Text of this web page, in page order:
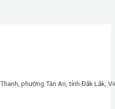
phường Tân An, tỉnh Đắk Lắk,